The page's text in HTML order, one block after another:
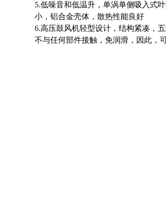
5.低噪音和低温升，单涡单侧吸入式
小，铝合金壳体，散热性能良好
6.高压鼓风机轻型设计，结构紧凑，
不与任何部件接触，免润滑，因此，